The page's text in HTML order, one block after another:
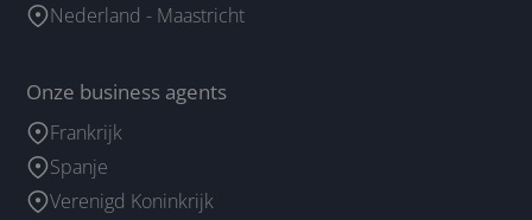
Nederland - Maastricht
Onze business agents
Frankrijk
Spanje
Verenigd Koninkrijk